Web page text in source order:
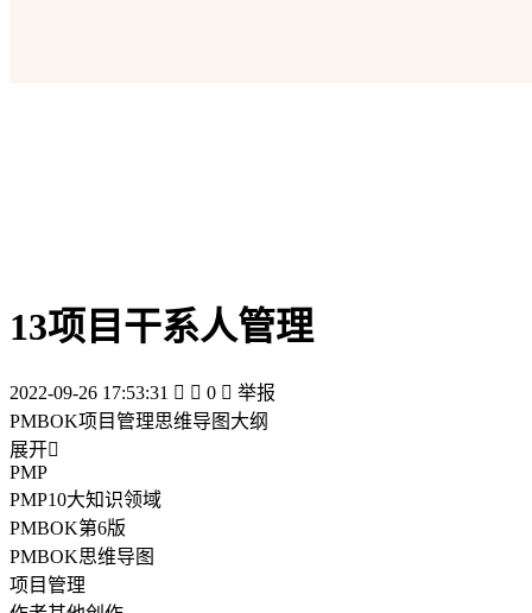
13项目干系人管理
2022-09-26 17:53:31   0  举报
PMBOK项目管理思维导图大纲
展开
PMP
PMP10大知识领域
PMBOK第6版
PMBOK思维导图
项目管理